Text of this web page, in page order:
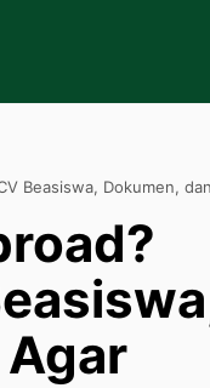
Beasiswa, Dokumen, dan